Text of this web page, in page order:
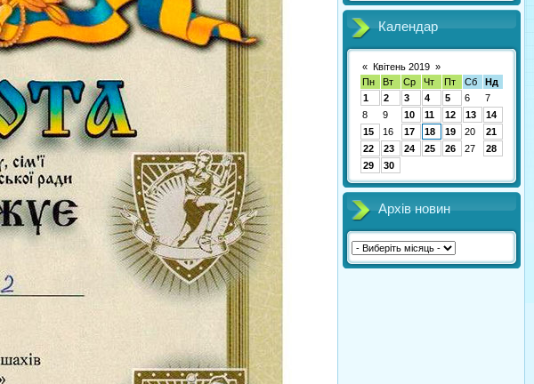
Календар
« Квітень 2019 »
Пн
Вт Ср Чт Пт Сб
Нд
1
2 3 4 5 6
7
8
9 10 11 12 13
14
15
16 17 18 19 20
21
22
23 24 25 26 27
28
29
30
Архів новин